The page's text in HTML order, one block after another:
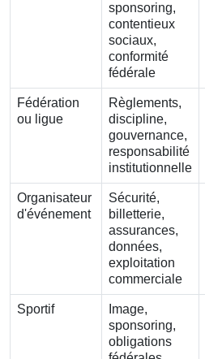
sponsoring,
contentieux
sociaux,
conformité
fédérale
Fédération
ou ligue
Règlements,
discipline,
gouvernance,
responsabilité
institutionnelle
Organisateur
d'événement
Sécurité,
billetterie,
assurances,
données,
exploitation
commerciale
Sportif
Image,
sponsoring,
obligations